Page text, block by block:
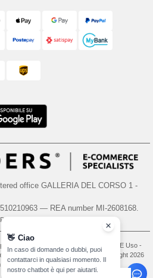
office GALLERIA DEL CORSO 1 -
— REA number MI-2608168.
i resi, vedere qui
Condizioni Generali Di Accesso E Uso -
Site Map
Copyright 2026
- Tutti i diritti riservati
👋 Ciao
In caso di domande o dubbi, puoi
contattarci in qualsiasi momento. Il
nostro chatbot è qui per aiutarti.